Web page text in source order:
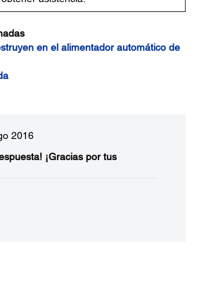
en el alimentador automático de
2016
¡Gracias por tus